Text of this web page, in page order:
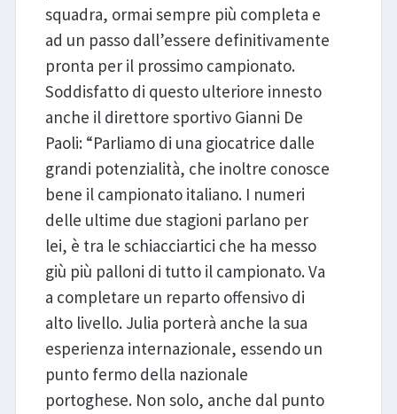
squadra, ormai sempre più completa e
ad un passo dall’essere definitivamente
pronta per il prossimo campionato.
Soddisfatto di questo ulteriore innesto
anche il direttore sportivo Gianni De
Paoli: “Parliamo di una giocatrice dalle
grandi potenzialità, che inoltre conosce
bene il campionato italiano. I numeri
delle ultime due stagioni parlano per
lei, è tra le schiacciartici che ha messo
giù più palloni di tutto il campionato. Va
a completare un reparto offensivo di
alto livello. Julia porterà anche la sua
esperienza internazionale, essendo un
punto fermo della nazionale
portoghese. Non solo, anche dal punto